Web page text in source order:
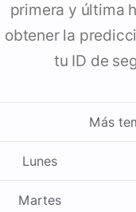
primera y última
obtener la
tu ID de
Más
Lunes
Martes